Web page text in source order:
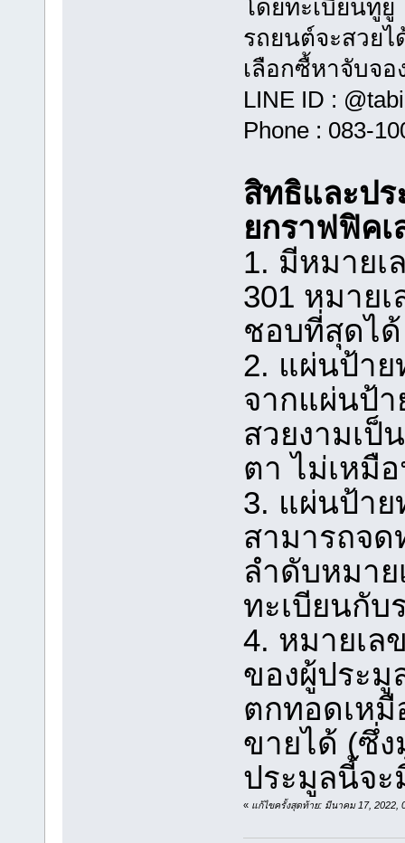
โดยทะเบียนทูยู
รถยนต์จะสวยไ
เลือกซื้หาจับจ
LINE ID :
Phone : 083-
สิทธิและป
ยกราฟฟิค
1. มีหมายเ
301 หมาย
ชอบที่สุดได้
2. แผ่นป้า
จากแผ่นป้
สวยงามเป็
ตา ไม่เหมื
3. แผ่นป้าย
สามารถจด
ลำดับหมา
ทะเบียนกับ
4. หมายเล
ของผู้ประมู
ตกทอดเห
ขายได้ (ซึ่
ประมูลนี้จะ
« แก้ไขครั้งสุดท้าย: มีนาคม 17, 2022,